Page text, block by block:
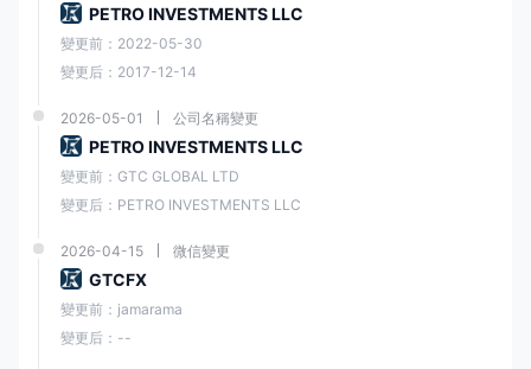
存取款
澤匯資本通過各種支付渠道促進存款，包括通過 fab（第一阿布扎比銀
行）和 Maybank 等信譽良好的機構進行銀行轉賬，為交易者提供傳統可
靠的存款方式。此外， 澤匯資本接受主要的信用卡和借記卡，如 visa 和
鬆地啟動存款。 澤匯資本還支持流行的電子錢包支付方式，如 skrill、
而典型的存款處理時間要求 澤匯資本在 30 分鐘以內，請務必考慮實際處
理時間可能受多種因素影響，包括使用的付款方式、銀行處理時間和其他
外部變量。
PETRO INVESTMENTS LLC
變更前：2022-05-30
變更后：2017-12-14
2026-05-01 公司名稱變更
PETRO INVESTMENTS LLC
變更前：GTC GLOBAL LTD
變更后：PETRO INVESTMENTS LLC
2026-04-15 微信變更
GTCFX
變更前：jamarama
變更后：--